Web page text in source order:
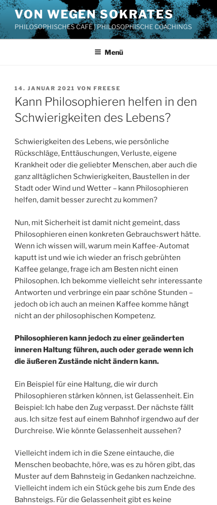
Zum
Inhalt
springen
VON WEGEN SOKRATES
PHILOSOPHISCHES CAFÉ | PHILOSOPHISCHE COACHINGS
Menü
VERÖFFENTLICHT
AM
14. JANUAR 2021 VON FREESE
Kann Philosophieren helfen in den
Schwierigkeiten des Lebens?
Schwierigkeiten des Lebens, wie persönliche
Rückschläge, Enttäuschungen, Verluste, eigene
Krankheit oder die geliebter Menschen, aber auch die
ganz alltäglichen Schwierigkeiten, Baustellen in der
Stadt oder Wind und Wetter – kann Philosophieren
helfen, damit besser zurecht zu kommen?
Nun, mit Sicherheit ist damit nicht gemeint, dass
Philosophieren einen konkreten Gebrauchswert hätte.
Wenn ich wissen will, warum mein Kaffee-Automat
kaputt ist und wie ich wieder an frisch gebrühten
Kaffee gelange, frage ich am Besten nicht einen
Philosophen. Ich bekomme vielleicht sehr interessante
Antworten und verbringe ein paar schöne Stunden –
jedoch ob ich auch an meinen Kaffee komme hängt
nicht an der philosophischen Kompetenz.
Philosophieren kann jedoch zu einer geänderten
inneren Haltung führen, auch oder gerade wenn ich
die äußeren Zustände nicht ändern kann.
Ein Beispiel für eine Haltung, die wir durch
Philosophieren stärken können, ist Gelassenheit. Ein
Beispiel: Ich habe den Zug verpasst. Der nächste fällt
aus. Ich sitze fest auf einem Bahnhof irgendwo auf der
Durchreise. Wie könnte Gelassenheit aussehen?
Vielleicht indem ich in die Szene eintauche, die
Menschen beobachte, höre, was es zu hören gibt, das
Muster auf dem Bahnsteig in Gedanken nachzeichne.
Vielleicht indem ich ein Stück gehe bis zum Ende des
Bahnsteigs. Für die Gelassenheit gibt es keine